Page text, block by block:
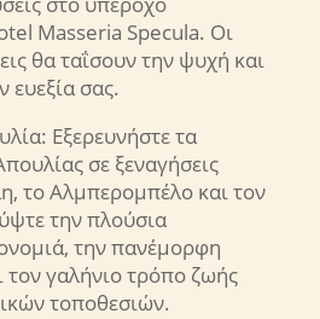
Masseria Specula. Οι
θα ταΐσουν την ψυχή και
ευεξία σας.
Εξερευνήστε τα
σε ξεναγήσεις
το Αλμπερομπέλο και τον
την πλούσια
την πανέμορφη
τον γαλήνιο τρόπο ζωής
τοποθεσιών.